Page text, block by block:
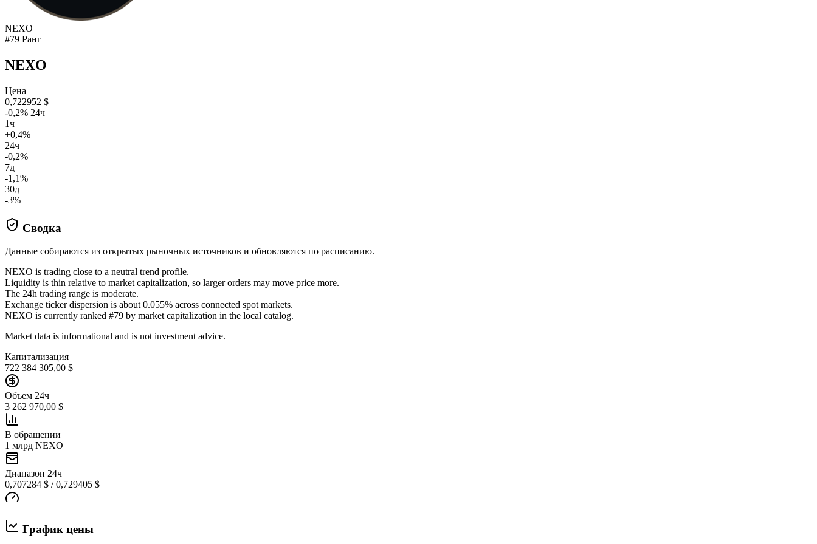
NEXO
#79 Ранг
NEXO
Цена
0,722952 $
-0,2% 24ч
1ч
+0,4%
24ч
-0,2%
7д
-1,1%
30д
-3%
Сводка
Данные собираются из открытых рыночных источников и обновляются по расписанию.
NEXO is trading close to a neutral trend profile.
Liquidity is thin relative to market capitalization, so larger orders may move price more.
The 24h trading range is moderate.
Exchange ticker dispersion is about 0.055% across connected spot markets.
NEXO is currently ranked #79 by market capitalization in the local catalog.
Market data is informational and is not investment advice.
Капитализация
722 384 305,00 $
Объем 24ч
3 262 970,00 $
В обращении
1 млрд NEXO
Диапазон 24ч
0,707284 $ / 0,729405 $
График цены